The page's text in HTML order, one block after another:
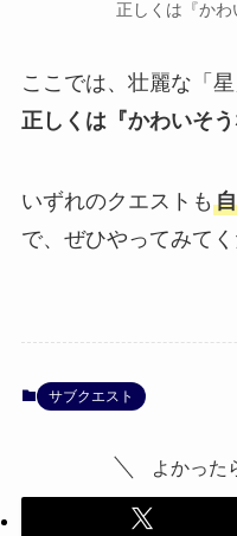
正しくは『か
ここでは、壮麗な「
正しくは『かわいそう
いずれのクエストも
で、ぜひやってみてく
サブクエスト
よかった